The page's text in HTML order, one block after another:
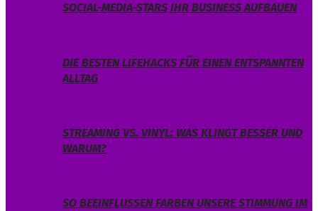
SOCIAL-MEDIA-STARS IHR BUSINESS AUFBAUEN
DIE BESTEN LIFEHACKS FÜR EINEN ENTSPANNTEN
ALLTAG
STREAMING VS. VINYL: WAS KLINGT BESSER UND
WARUM?
SO BEEINFLUSSEN FARBEN UNSERE STIMMUNG IM